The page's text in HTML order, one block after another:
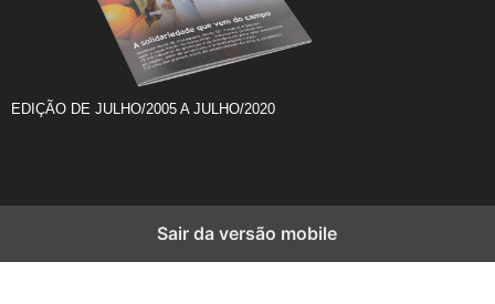
EDIÇÃO DE JULHO/2005 A JULHO/2020
Sair da versão mobile